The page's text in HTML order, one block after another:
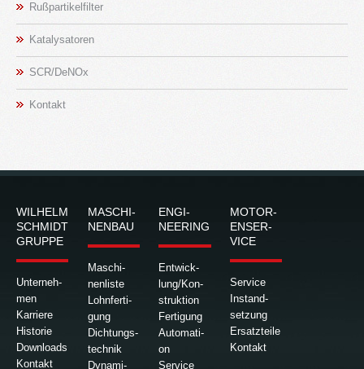
Ruß­par­ti­kel­fil­ter
Ka­ta­ly­sa­to­ren
SCR/DeNOx
Kon­takt
WIL­HELM
SCHMIDT
GRUP­PE
Un­ter­neh­
men
Kar­rie­re
His­to­rie
Down­loads
Kon­takt
MA­SCHI­
NEN­BAU
Ma­schi­
nen­lis­te
Lohn­fer­ti­
gung
Dich­tungs­
tech­nik
Dy­na­mi­
EN­GI­
NEE­RING
Ent­wick­
lung/Kon­
struk­ti­on
Fer­ti­gung
Au­to­ma­ti­
on
Ser­vice
MO­TO­R­
EN­SER­
VICE
Ser­vice
In­stand­
set­zung
Er­satz­tei­le
Kon­takt